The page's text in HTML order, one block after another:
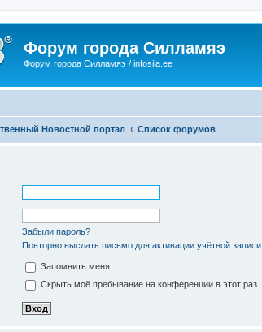
Форум города Силламяэ
Форум города Силламяэ / infosila.ee
Новостной портал Список форумов
Забыли пароль?
Повторно выслать письмо для активации учётной записи
Запомнить меня
Скрыть моё пребывание на конференции в этот раз